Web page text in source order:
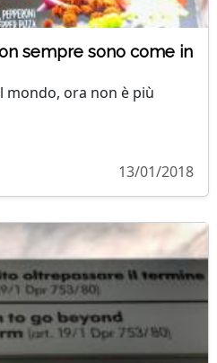
sempre sono come in
mondo, ora non è più
13/01/2018